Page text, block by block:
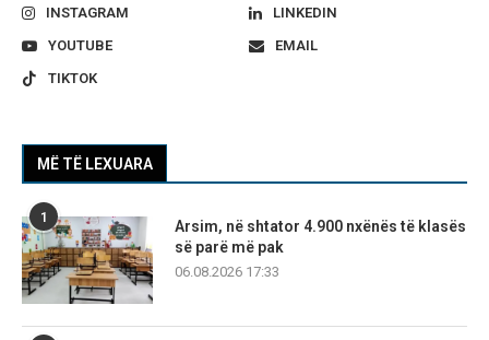
INSTAGRAM
LINKEDIN
YOUTUBE
EMAIL
TIKTOK
MË TË LEXUARA
1
Arsim, në shtator 4.900 nxënës të klasës
së parë më pak
06.08.2026 17:33